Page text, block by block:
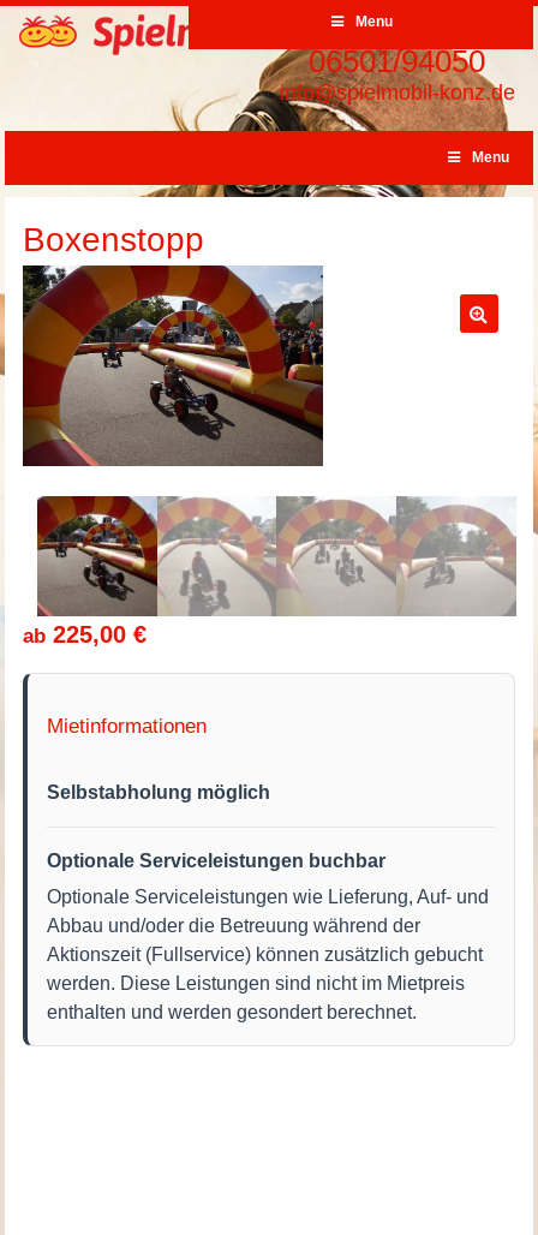
Menu
06501/94050
info@spielmobil-konz.de
Menu
Boxenstopp
ab 225,00€
Mietinformationen
Selbstabholung möglich
Optionale Serviceleistungen buchbar
Optionale Serviceleistungen wie Lieferung, Auf- und
Abbau und/oder die Betreuung während der
Aktionszeit (Fullservice) können zusätzlich gebucht
werden. Diese Leistungen sind nicht im Mietpreis
enthalten und werden gesondert berechnet.